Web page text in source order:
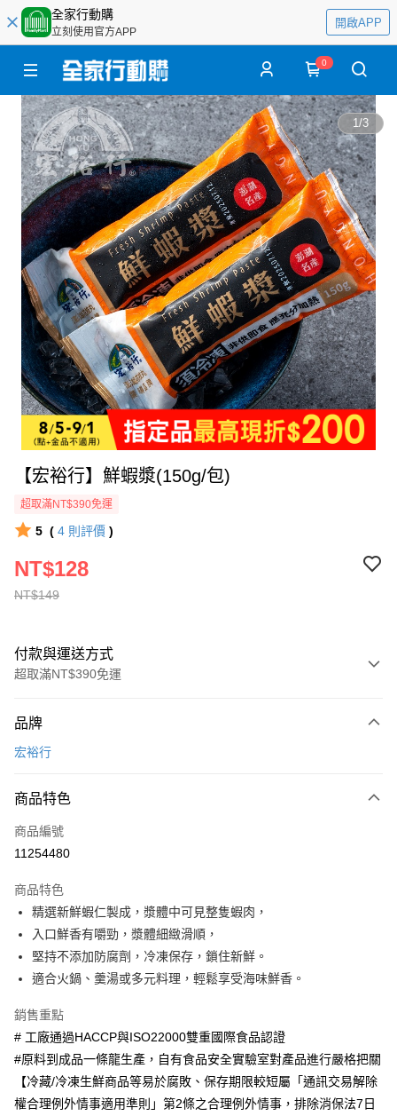
全家行動購
立刻使用官方APP
開啟APP
0
1/3
【宏裕行】鮮蝦漿(150g/包)
超取滿NT$390免運
5 ( 4 則評價 )
NT$149
NT$128
付款與運送方式
超取滿NT$390免運
全家線上支付
運送方式
冷凍-全家取貨付款
冷凍-付款後全家取貨
每筆NT$100，滿NT$390(含以上)免運費
品牌
宏裕行
商品特色
商品編號
11254480
商品特色
精選新鮮蝦仁製成，漿體中可見整隻蝦肉，
入口鮮香有嚼勁，漿體細緻滑順，
堅持不添加防腐劑，冷凍保存，鎖住新鮮。
適合火鍋、羹湯或多元料理，輕鬆享受海味鮮香。
銷售重點
# 工廠通過HACCP與ISO22000雙重國際食品認證
#原料到成品一條龍生產，自有食品安全實驗室對產品進行嚴格把關
【冷藏/冷凍生鮮商品等易於腐敗、保存期限較短屬「通訊交易解除
權合理例外情事適用準則」第2條之合理例外情事，排除消保法7日